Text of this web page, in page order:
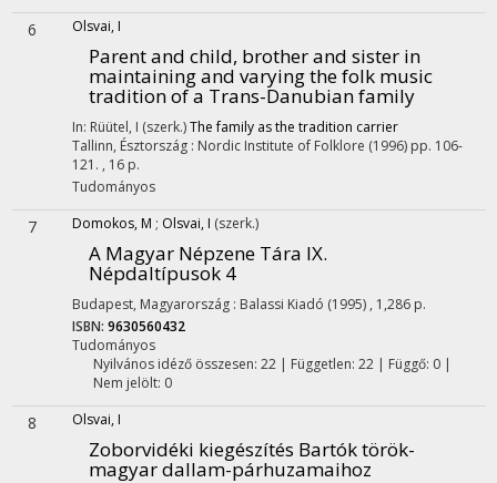
6 Olsvai, I
Parent and child, brother and sister in
maintaining and varying the folk music
tradition of a Trans-Danubian family
In: Rüütel, I (szerk.)The family as the tradition carrier
Tallinn, Észtország : Nordic Institute of Folklore (1996) pp. 106-
121. , 16 p.
Tudományos
7 Domokos, M ; Olsvai, I (szerk.)
A Magyar Népzene Tára IX.
Népdaltípusok 4
Budapest, Magyarország : Balassi Kiadó (1995) , 1,286 p.
ISBN: 9630560432
Tudományos
Nyilvános idéző összesen: 22| Független: 22 | Függő: 0 |
Nem jelölt: 0
8 Olsvai, I
Zoborvidéki kiegészítés Bartók török-
magyar dallam-párhuzamaihoz